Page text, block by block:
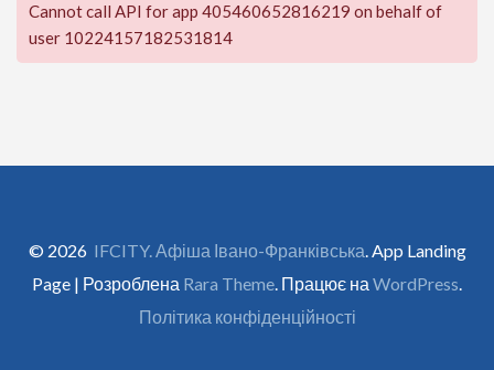
Cannot call API for app 405460652816219 on behalf of
user 10224157182531814
© 2026 IFCITY. Афіша Івано-Франківська . App Landing
Page | Розроблена Rara Theme . Працює на WordPress
Політика конфіденційності